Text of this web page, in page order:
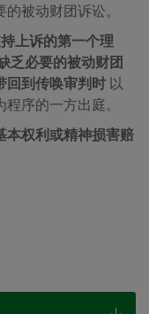
被动财团诉讼。
上诉的第一个理
乏必要的被动财团
回到传唤审判时 以
序的一方出庭。
本权利或精神损害赔